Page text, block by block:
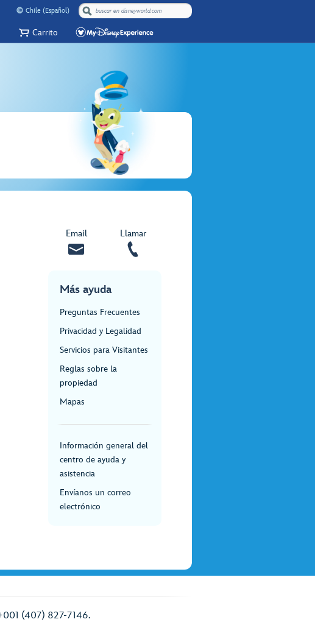
Chile (Español)
Carrito
Email Llamar
Más ayuda
Preguntas Frecuentes
Privacidad y Legalidad
Servicios para Visitantes
Reglas sobre la
propiedad
Mapas
Información general del
centro de ayuda y
asistencia
Envíanos un correo
electrónico
(407) 827-7146.